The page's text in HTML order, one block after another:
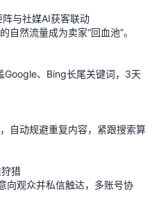
与社媒AI获客联动
自然流量成为卖家“回血池”。
Google、Bing长尾关键词，3天
自动规避重复内容，紧跟搜索算
猎
向观众并私信触达，多账号协